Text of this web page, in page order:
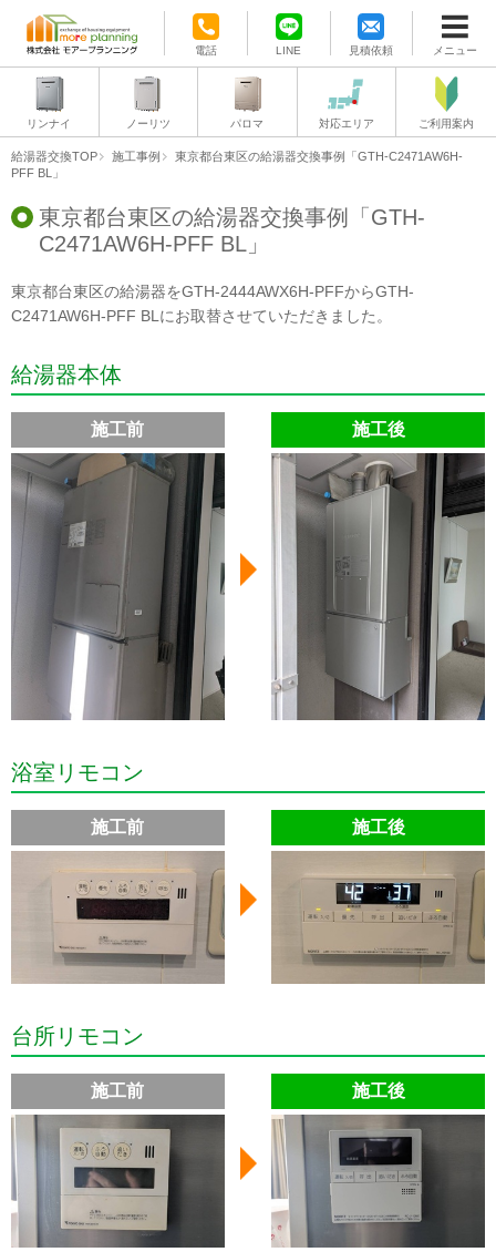
電話 LINE 見積依頼 メニュー
リンナイ ノーリツ パロマ 対応エリア ご利用案内
給湯器交換TOP 施工事例
東京都台東区の給湯器交換事例「GTH-C2471AW6H-
PFF BL」
東京都台東区の給湯器交換事例「GTH-
C2471AW6H-PFF BL」
東京都台東区の給湯器をGTH-2444AWX6H-PFFからGTH-
C2471AW6H-PFF BLにお取替させていただきました。
給湯器本体
施工前 施工後
浴室リモコン
施工前 施工後
台所リモコン
施工前 施工後